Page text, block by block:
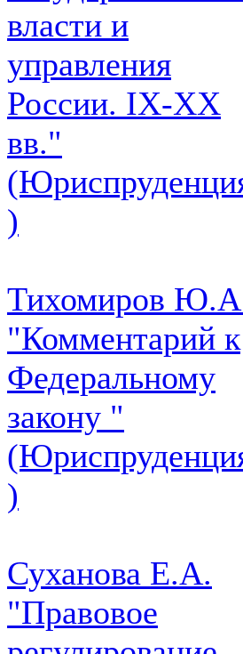
власти и
управления
России. IХ-ХХ
вв."
)
Тихомиров
"Комментарий к
Федеральному
закону "
)
Суханова Е.А.
"Правовое